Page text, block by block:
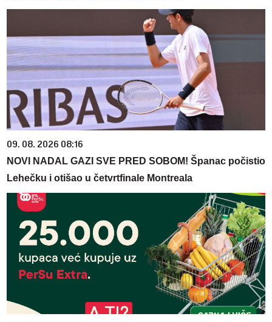
09. 08. 2026 08:16
NOVI NADAL GAZI SVE PRED SOBOM! Španac počistio
Lehečku i otišao u četvrtfinale Montreala